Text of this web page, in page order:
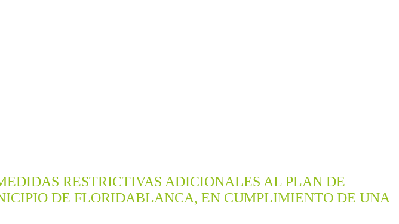
RESTRICTIVAS ADICIONALES AL PLAN DE
DE FLORIDABLANCA, EN CUMPLIMIENTO DE UNA